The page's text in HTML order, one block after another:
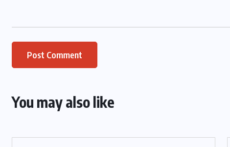
You may also like